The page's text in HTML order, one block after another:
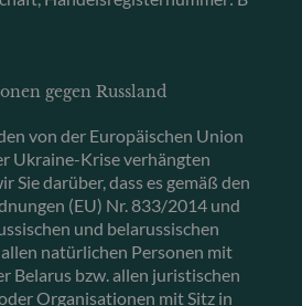
gegen Russland
von der Europäischen Union
Ukraine-Krise verhängten
Sie darüber, dass es gemäß den
(EU) Nr. 833/2014 und
und belarussischen
natürlichen Personen mit
Belarus bzw. allen juristischen
Organisationen mit Sitz in